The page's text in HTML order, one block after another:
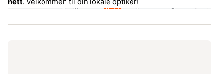
nett. Velkommen til din lokale optiker!